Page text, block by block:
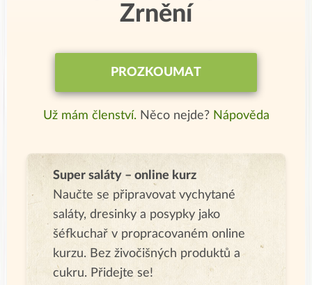
Zrnění
PROZKOUMAT
Už mám členství. Něco nejde? Nápověda
Super saláty – online kurz
Naučte se připravovat vychytané
saláty, dresinky a posypky jako
šéfkuchař v propracovaném online
kurzu. Bez živočišných produktů a
cukru. Přidejte se!